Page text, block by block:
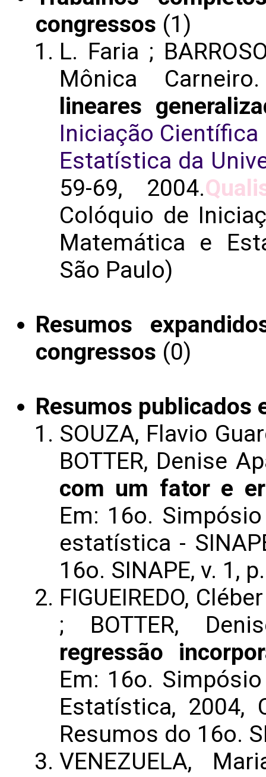
congressos (1)
L. Faria ;
Mônica
lineares
Iniciação
Estatística da
59-69, 2004.
Colóquio de
Matemática e
São Paulo)
Resumos
congressos (0)
Resumos publicados
SOUZA, Flavio
BOTTER, Denise
com um fator e
Em: 16o.
estatística -
16o. SINAPE, v. 1,
FIGUEIREDO,
; BOTTER,
regressão
Em: 16o.
Estatística, 2004,
Resumos do 16o.
VENEZUELA,